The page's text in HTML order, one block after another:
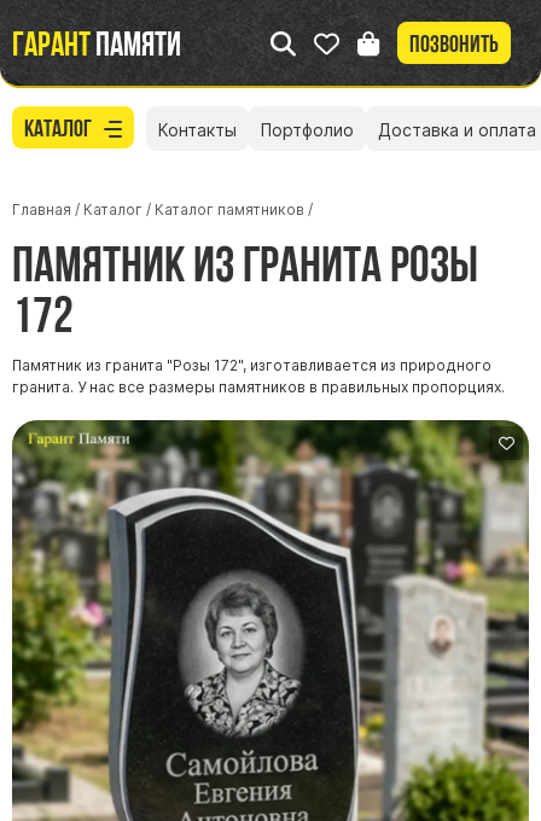
Гарантпамяти Позвонить
Каталог
Участникам СВО
Памятники из гранита
Памятники из мрамора
Элитные памятники
Резные памятники
Мемориальные комплексы
Памятники с полноформатным фото
Склеп
Контакты Портфолио Доставка и оплата
Главная / Каталог / Каталог памятников /
Памятник из гранита Розы
172
Памятник из гранита "Розы 172", изготавливается из природного
гранита. У нас все размеры памятников в правильных пропорциях.